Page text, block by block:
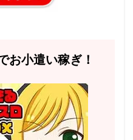
お小遣い稼ぎ！